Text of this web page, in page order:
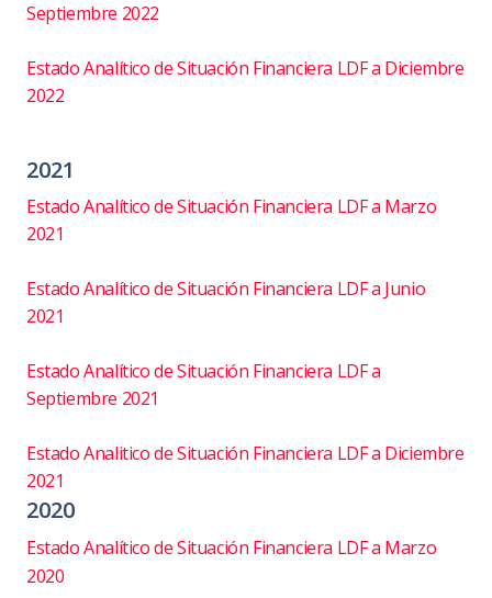
Septiembre 2022
Estado Analítico de Situación Financiera LDF a Diciembre
2022
2021
Estado Analítico de Situación Financiera LDF a Marzo
2021
Estado Analítico de Situación Financiera LDF a Junio
2021
Estado Analítico de Situación Financiera LDF a
Septiembre 2021
Estado Analitico de Situación Financiera LDF a Diciembre
2021
2020
Estado Analítico de Situación Financiera LDF a Marzo
2020